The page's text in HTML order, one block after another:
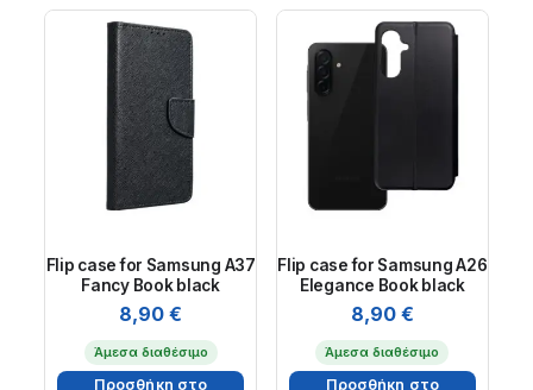
Flip case for Samsung A37
Fancy Book black
8,90€
Άμεσα διαθέσιμο
Προσθήκη στο
Flip case for Samsung A26
Elegance Book black
8,90 €
Άμεσα διαθέσιμο
Προσθήκη στο